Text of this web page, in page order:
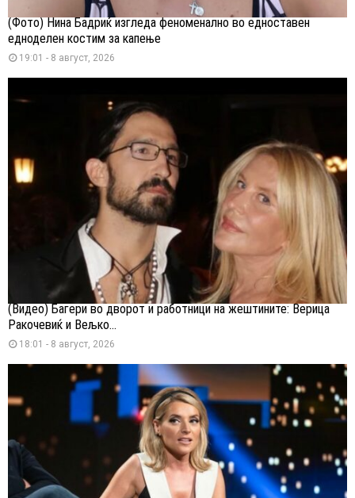
(Фото) Нина Бадриќ изгледа феноменално во едноставен
едноделен костим за капење
19:01 - 8 август, 2026
(Видео) Багери во дворот и работници на жештините: Верица
Ракочевиќ и Вељко...
18:01 - 8 август, 2026